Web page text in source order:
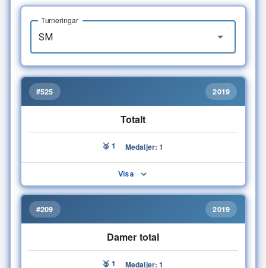
Turneringar
#525 2019
Totalt
🥈 1 Medaljer: 1
Visa
#209 2019
Damer total
🥈 1 Medaljer: 1